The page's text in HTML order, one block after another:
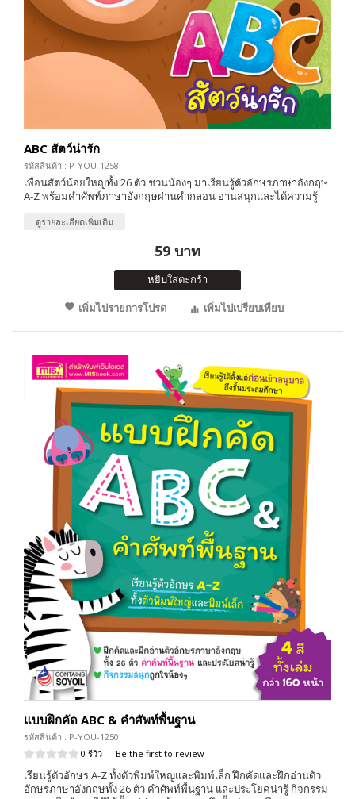
ABC สัตว์น่ารัก
รหัสสินค้า : P-YOU-1258
เพื่อนสัตว์น้อยใหญ่ทั้ง 26 ตัว ชวนน้องๆ มาเรียนรู้ตัวอักษรภาษาอังกฤษ
A-Z พร้อมคำศัพท์ภาษาอังกฤษผ่านคำกลอน อ่านสนุกและได้ความรู้
ดูรายละเอียดเพิ่มเติม
59 บาท
หยิบใส่ตะกร้า
เพิ่มไปรายการโปรด
เพิ่มไปเปรียบเทียบ
แบบฝึกคัด ABC & คำศัพท์พื้นฐาน
รหัสสินค้า : P-YOU-1250
0 รีวิว | Be the first to review
เรียนรู้ตัวอักษร A-Z ทั้งตัวพิมพ์ใหญ่และพิมพ์เล็ก ฝึกคัดและฝึกอ่านตัว
อักษรภาษาอังกฤษทั้ง 26 ตัว คำศัพท์พื้นฐาน และประโยคน่ารู้ กิจกรรม